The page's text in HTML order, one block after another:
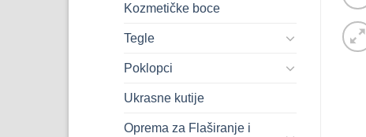
Kozmetičke boce
Tegle
Poklopci
Ukrasne kutije
Oprema za Flaširanje i